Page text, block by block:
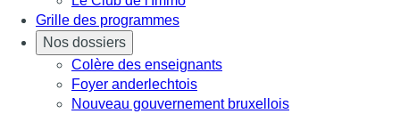
Grille des programmes
Nos dossiers
Colère des enseignants
Foyer anderlechtois
Nouveau gouvernement bruxellois